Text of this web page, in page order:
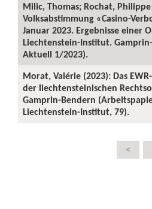
Milic, Thomas; Rochat,
Volksabstimmung «Casino-
Januar 2023. Ergebnisse einer
Liechtenstein-Institut.
Aktuell 1/2023).
Morat, Valérie (2023): Das
der liechtensteinischen
Gamprin-Bendern
Liechtenstein-Institut, 79).
<